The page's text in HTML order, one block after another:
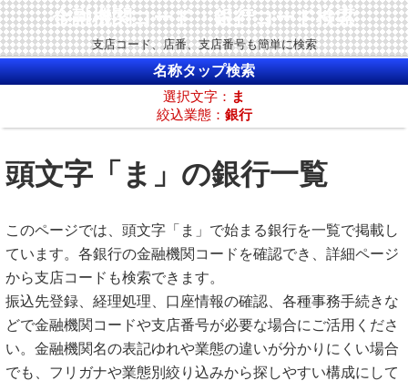
金融機関コード・銀行コード検索
支店コード、店番、支店番号も簡単に検索
名称タップ検索
選択文字： ま
絞込業態： 銀行
頭文字「ま」の銀行一覧
このページでは、頭文字「ま」で始まる銀行を一覧で掲載し
ています。各銀行の金融機関コードを確認でき、詳細ページ
から支店コードも検索できます。
振込先登録、経理処理、口座情報の確認、各種事務手続きな
どで金融機関コードや支店番号が必要な場合にご活用くださ
い。金融機関名の表記ゆれや業態の違いが分かりにくい場合
でも、フリガナや業態別絞り込みから探しやすい構成にして